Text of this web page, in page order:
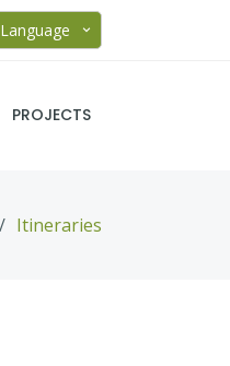
Language
PROJECTS
Itineraries